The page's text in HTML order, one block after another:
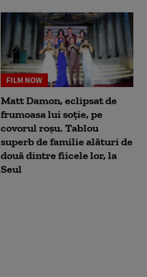
FILM NOW
Matt Damon, eclipsat de
frumoasa lui soție, pe
covorul roșu. Tablou
superb de familie alături de
două dintre fiicele lor, la
Seul